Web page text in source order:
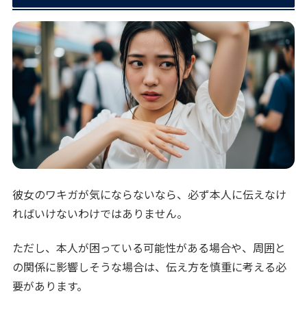
彼女のワキガが気にならないなら、必ず本人に伝えなけ
ればいけないわけではありません。
ただし、本人が困っている可能性がある場合や、周囲と
の関係に影響しそうな場合は、伝え方を慎重に考える必
要があります。